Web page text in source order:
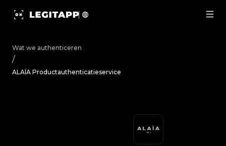
Wat we authenticeren
/
ALAÏA Productauthenticatieservice